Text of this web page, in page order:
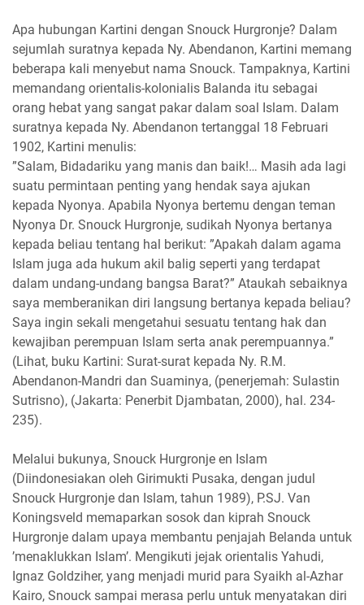
Apa hubungan Kartini dengan Snouck Hurgronje? Dalam
sejumlah suratnya kepada Ny. Abendanon, Kartini memang
beberapa kali menyebut nama Snouck. Tampaknya, Kartini
memandang orientalis-kolonialis Balanda itu sebagai
orang hebat yang sangat pakar dalam soal Islam. Dalam
suratnya kepada Ny. Abendanon tertanggal 18 Februari
1902, Kartini menulis:
”Salam, Bidadariku yang manis dan baik!… Masih ada lagi
suatu permintaan penting yang hendak saya ajukan
kepada Nyonya. Apabila Nyonya bertemu dengan teman
Nyonya Dr. Snouck Hurgronje, sudikah Nyonya bertanya
kepada beliau tentang hal berikut: ”Apakah dalam agama
Islam juga ada hukum akil balig seperti yang terdapat
dalam undang-undang bangsa Barat?” Ataukah sebaiknya
saya memberanikan diri langsung bertanya kepada beliau?
Saya ingin sekali mengetahui sesuatu tentang hak dan
kewajiban perempuan Islam serta anak perempuannya.”
(Lihat, buku Kartini: Surat-surat kepada Ny. R.M.
Abendanon-Mandri dan Suaminya, (penerjemah: Sulastin
Sutrisno), (Jakarta: Penerbit Djambatan, 2000), hal. 234-
235).
Melalui bukunya, Snouck Hurgronje en Islam
(Diindonesiakan oleh Girimukti Pusaka, dengan judul
Snouck Hurgronje dan Islam, tahun 1989), P.SJ. Van
Koningsveld memaparkan sosok dan kiprah Snouck
Hurgronje dalam upaya membantu penjajah Belanda untuk
’menaklukkan Islam’. Mengikuti jejak orientalis Yahudi,
Ignaz Goldziher, yang menjadi murid para Syaikh al-Azhar
Kairo, Snouck sampai merasa perlu untuk menyatakan diri